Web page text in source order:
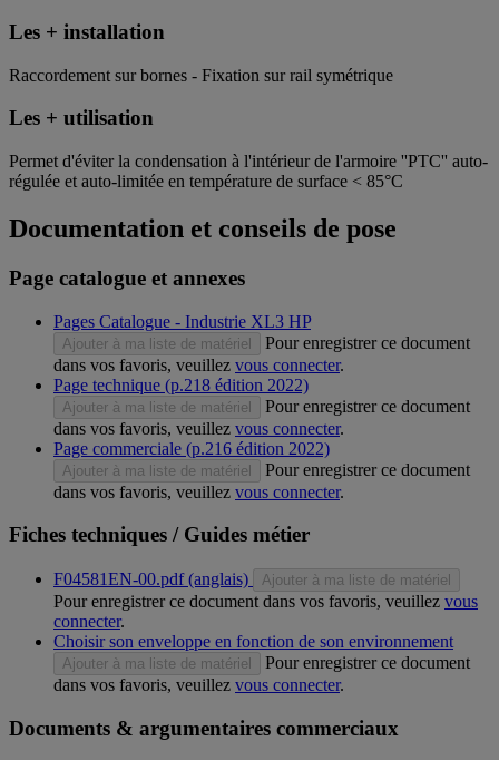
Les + installation
Raccordement sur bornes - Fixation sur rail symétrique
Les + utilisation
Permet d'éviter la condensation à l'intérieur de l'armoire ''PTC'' auto-
régulée et auto-limitée en température de surface < 85°C
Documentation et conseils de pose
Page catalogue et annexes
Pages Catalogue - Industrie XL3 HP
Ajouter à ma liste de matériel
Pour enregistrer ce document
dans vos favoris, veuillez vous connecter.
Page technique (p.218 édition 2022)
Ajouter à ma liste de matériel
Pour enregistrer ce document
dans vos favoris, veuillez vous connecter.
Page commerciale (p.216 édition 2022)
Ajouter à ma liste de matériel
Pour enregistrer ce document
dans vos favoris, veuillez vous connecter.
Fiches techniques / Guides métier
F04581EN-00.pdf (anglais) Ajouter à ma liste de matériel
Pour enregistrer ce document dans vos favoris, veuillez vous
connecter.
Choisir son enveloppe en fonction de son environnement
Ajouter à ma liste de matériel
Pour enregistrer ce document
dans vos favoris, veuillez vous connecter.
Documents & argumentaires commerciaux